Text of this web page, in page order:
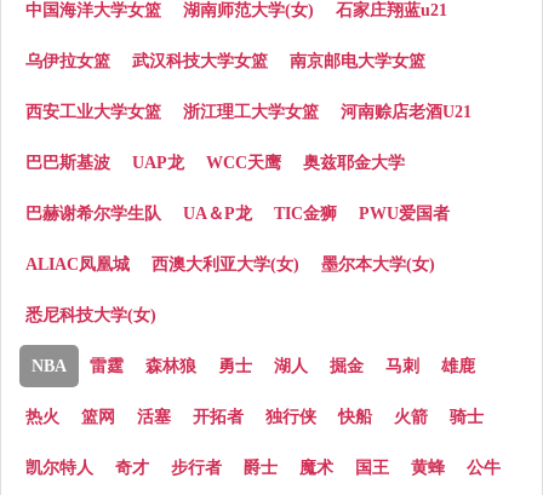
中国海洋大学女篮 湖南师范大学(女) 石家庄翔蓝u21
乌伊拉女篮 武汉科技大学女篮 南京邮电大学女篮
西安工业大学女篮 浙江理工大学女篮 河南赊店老酒U21
巴巴斯基波 UAP龙 WCC天鹰 奥兹耶金大学
巴赫谢希尔学生队 UA＆P龙 TIC金狮 PWU爱国者
ALIAC凤凰城 西澳大利亚大学(女) 墨尔本大学(女)
悉尼科技大学(女)
NBA 雷霆 森林狼 勇士 湖人 掘金 马刺 雄鹿
热火 篮网 活塞 开拓者 独行侠 快船 火箭 骑士
凯尔特人 奇才 步行者 爵士 魔术 国王 黄蜂 公牛